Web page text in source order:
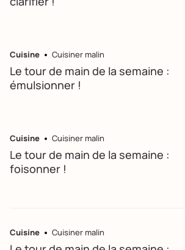
Cuisine Cuisiner malin
Le tour de main de la semaine :
émulsionner !
Cuisine Cuisiner malin
Le tour de main de la semaine :
foisonner !
Cuisine Cuisiner malin